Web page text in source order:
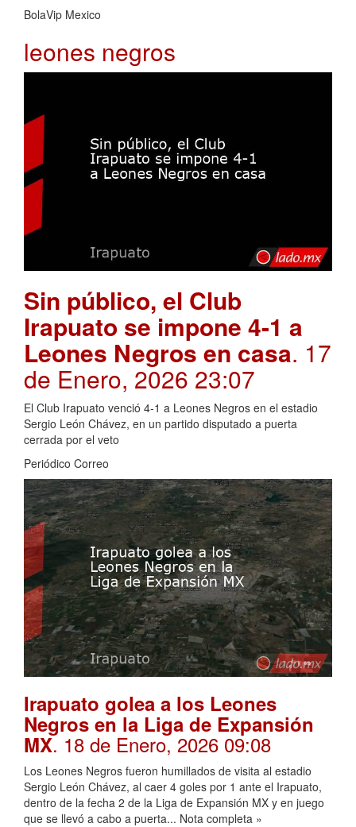
BolaVip Mexico
leones negros
Sin público, el Club
Irapuato se impone 4-1 a
Leones Negros en casa. 17
de Enero, 2026 23:07
El Club Irapuato venció 4-1 a Leones Negros en el estadio
Sergio León Chávez, en un partido disputado a puerta
cerrada por el veto
Periódico Correo
Irapuato golea a los Leones
Negros en la Liga de Expansión
MX. 18 de Enero, 2026 09:08
Los Leones Negros fueron humillados de visita al estadio
Sergio León Chávez, al caer 4 goles por 1 ante el Irapuato,
dentro de la fecha 2 de la Liga de Expansión MX y en juego
que se llevó a cabo a puerta... Nota completa »